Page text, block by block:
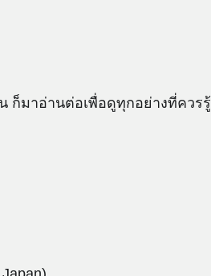
ก็มาอ่านต่อเพื่อดูทุกอย่างที่ควรรู้